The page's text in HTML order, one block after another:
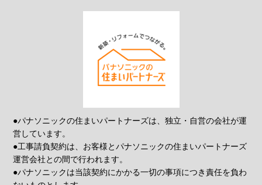
●パナソニックの住まいパートナーズは、独立・自営の会社が運
営しています。
●工事請負契約は、お客様とパナソニックの住まいパートナーズ
運営会社との間で行われます。
●パナソニックは当該契約にかかる一切の事項につき責任を負わ